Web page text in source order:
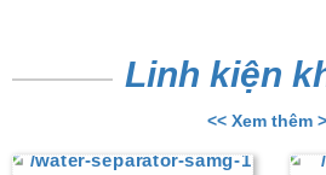
Linh kiện
<< Xem thêm